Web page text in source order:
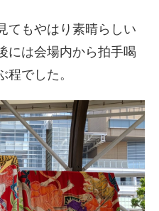
てもやはり素晴らしい
には会場内から拍手喝
でした。